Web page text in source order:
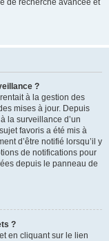
de recherche avancée et
?
à la gestion des
mises à jour. Depuis
la surveillance d’un
favoris a été mis à
d’être notifié lorsqu’il y
de notifications pour
depuis le panneau de
?
en cliquant sur le lien